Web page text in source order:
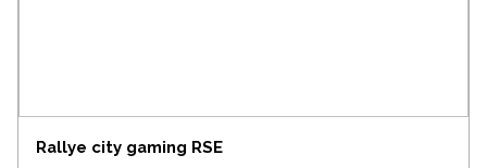
Rallye city gaming RSE